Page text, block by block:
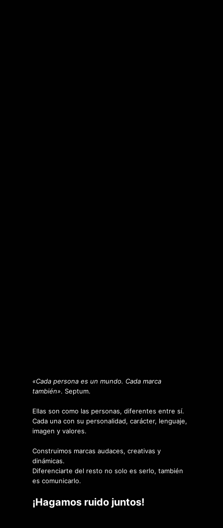
«Cada persona es un mundo. Cada marca
también». Septum.
Ellas son como las personas, diferentes entre sí.
Cada una con su personalidad, carácter, lenguaje,
imagen y valores.
Construimos marcas audaces, creativas y
dinámicas.
Diferenciarte del resto no solo es serlo, también
es comunicarlo.
¡Hagamos ruido juntos!